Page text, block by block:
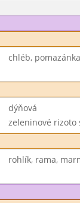
chléb,
dýňová
zeleninové rizoto
rohlík, rama,